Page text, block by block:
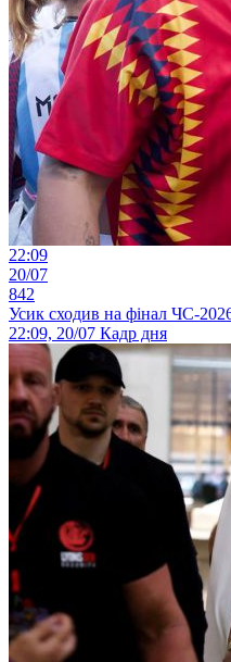
22:09
20/07
842
Усик сходив на фінал ЧС-
22:09, 20/07 Кадр дня